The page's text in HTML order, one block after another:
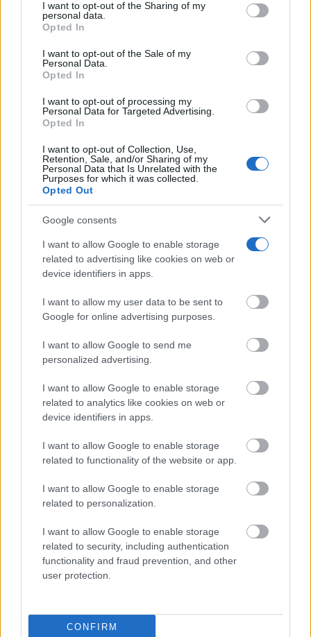
a este sitio y haciendo clic en el botón "Privacidad" en la
parte inferior de la página web.
Please note that this website/app uses one or more Google
services and may gather and store information including but
not limited to your visit or usage behaviour. You may click to
use your data for below specified purposes in below Google
consent section.
I want to opt-out of the Sharing of my
personal data.
Opted In
I want to opt-out of the Sale of my
Personal Data.
Opted In
I want to opt-out of processing my
Personal Data for Targeted Advertising.
Opted In
I want to opt-out of Collection, Use,
Retention, Sale, and/or Sharing of my
Personal Data that Is Unrelated with the
Purposes for which it was collected.
Opted Out
Google consents
I want to allow Google to enable storage
related to advertising like cookies on web or
device identifiers in apps.
I want to allow my user data to be sent to
Google for online advertising purposes.
I want to allow Google to send me
personalized advertising.
I want to allow Google to enable storage
related to analytics like cookies on web or
device identifiers in apps.
I want to allow Google to enable storage
related to functionality of the website or app.
I want to allow Google to enable storage
related to personalization.
I want to allow Google to enable storage
related to security, including authentication
functionality and fraud prevention, and other
user protection.
CONFIRM
La ciencia explica por qué el bostezo es contagioso
¿Sabes qué baja tu ánimo?
¿Te notas más irritable últimamente? Puede ser por
este hábito
Tu memoria y la música
explicación